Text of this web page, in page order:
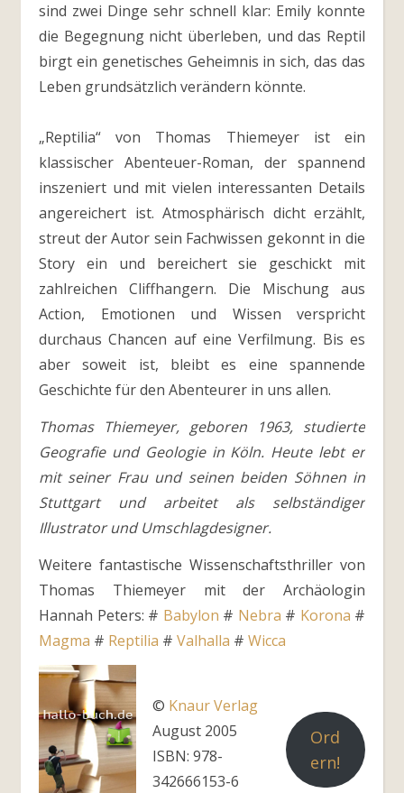
sind zwei Dinge sehr schnell klar: Emily konnte
die Begegnung nicht überleben, und das Reptil
birgt ein genetisches Geheimnis in sich, das das
Leben grundsätzlich verändern könnte.
„Reptilia“ von Thomas Thiemeyer ist ein
klassischer Abenteuer-Roman, der spannend
inszeniert und mit vielen interessanten Details
angereichert ist. Atmosphärisch dicht erzählt,
streut der Autor sein Fachwissen gekonnt in die
Story ein und bereichert sie geschickt mit
zahlreichen Cliffhangern. Die Mischung aus
Action, Emotionen und Wissen verspricht
durchaus Chancen auf eine Verfilmung. Bis es
aber soweit ist, bleibt es eine spannende
Geschichte für den Abenteurer in uns allen.
Thomas Thiemeyer, geboren 1963, studierte
Geografie und Geologie in Köln. Heute lebt er
mit seiner Frau und seinen beiden Söhnen in
Stuttgart und arbeitet als selbständiger
Illustrator und Umschlagdesigner.
Weitere fantastische Wissenschaftsthriller von
Thomas Thiemeyer mit der Archäologin
Hannah Peters: # Babylon # Nebra # Korona #
Magma # Reptilia # Valhalla # Wicca
© Knaur Verlag
August 2005
ISBN: 978-
342666153-6
Ord
ern!